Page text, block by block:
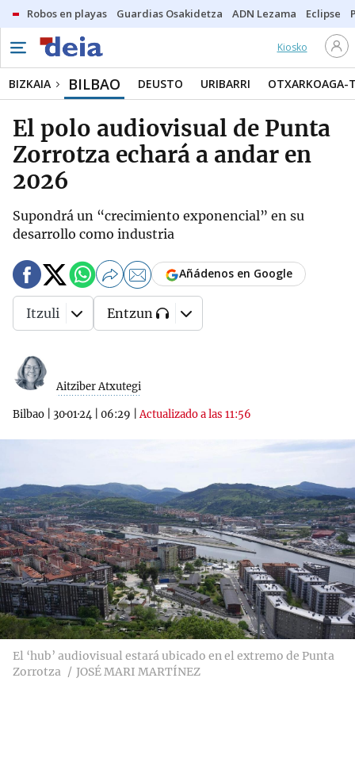
Robos en playas Guardias Osakidetza ADN Lezama Eclipse
Kiosko
BIZKAIA BILBAO DEUSTO URIBARRI OTXARKOAGA-
El polo audiovisual de Punta
Zorrotza echará a andar en
2026
Supondrá un “crecimiento exponencial” en su
desarrollo como industria
Aitziber Atxutegi
Bilbao 30·01·24 06:29 |Actualizado a las 11:56
Añádenos en Google
Itzuli Entzun
El ‘hub’ audiovisual estará ubicado en el extremo de Punta
Zorrotza
JOSÉ MARI MARTÍNEZ